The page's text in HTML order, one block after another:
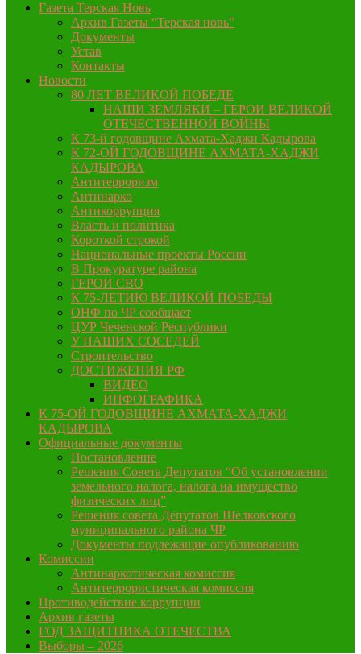
Газета Терская Новь
Архив Газеты “Терская новь”
Документы
Устав
Контакты
Новости
80 ЛЕТ ВЕЛИКОЙ ПОБЕДЕ
НАШИ ЗЕМЛЯКИ – ГЕРОИ ВЕЛИКОЙ
ОТЕЧЕСТВЕННОЙ ВОЙНЫ
К 73-й годовщине Ахмата-Хаджи Кадырова
К 72-ОЙ ГОДОВЩИНЕ АХМАТА-ХАДЖИ
КАДЫРОВА
Антитерроризм
Антинарко
Антикоррупция
Власть и политика
Короткой строкой
Национальные проекты России
В Прокуратуре района
ГЕРОИ СВО
К 75-ЛЕТИЮ ВЕЛИКОЙ ПОБЕДЫ
ОНФ по ЧР сообщает
ЦУР Чеченской Республики
У НАШИХ СОСЕДЕЙ
Строительство
ДОСТИЖЕНИЯ РФ
ВИДЕО
ИНФОГРАФИКА
К 75-ОЙ ГОДОВЩИНЕ АХМАТА-ХАДЖИ
КАДЫРОВА
Официальные документы
Постановление
Решения Совета Депутатов “Об установлении
земельного налога, налога на имущество
физических лиц”
Решения совета Депутатов Шелковского
муниципального района ЧР
Документы подлежащие опубликованию
Комиссии
Антинаркотическая комиссия
Антитеррористическая комиссия
Противодействие коррупции
Архив газеты
ГОД ЗАЩИТНИКА ОТЕЧЕСТВА
Выборы – 2026